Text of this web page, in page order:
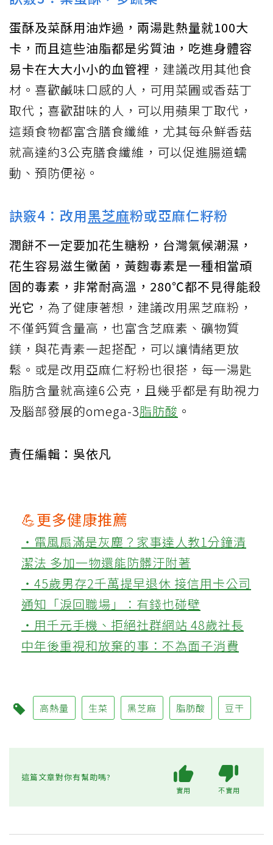
蛋酥及菜酥用油炸過，兩湯匙熱量就100大
卡，而且這些油脂都是劣質油，吃進身體容
易卡在大大小小的血管裡 ，建議改用其他食
材。喜歡鹹味口感的人，可用菜圃或香菇丁
取代；喜歡甜味的人，可以用蘋果丁取代，
這類食物都富含膳食纖維，尤其每朵鮮香菇
就高達約3公克膳食纖維，可以促進腸道蠕
動、預防便祕。
訣竅4：改用黑芝麻粉或亞麻仁籽粉
潤餅不一定要加花生糖粉，台灣氣候潮濕，
花生容易滋生黴菌，黃麴毒素是一種相當頑
固的毒素，非常耐高溫，280℃都不見得能殺
光它 ，為了健康著想，建議改用黑芝麻粉，
不僅鈣質含量高，也富含芝麻素、礦物質
鎂，與花青素一起搭配，可以讓情緒更放
鬆。或是改用亞麻仁籽粉也很搭，每一湯匙
脂肪含量就高達6公克，且幾乎都是有助視力
及腦部發展的omega-3脂肪酸 。
責任編輯：吳依凡
💪更多健康推薦
‧電風扇滿是灰塵？家事達人教1分鐘清
潔法 多加一物還能防髒汙附著
‧45歲男存2千萬提早退休 接信用卡公司
通知「淚回職場」：有錢也碰壁
‧用千元手機、拒絕社群網站 48歲社長
中年後重視和放棄的事：不為面子消費
高熱量 生菜 黑芝麻 脂肪酸 豆干
這篇文章對你有幫助嗎?
實用 不實用